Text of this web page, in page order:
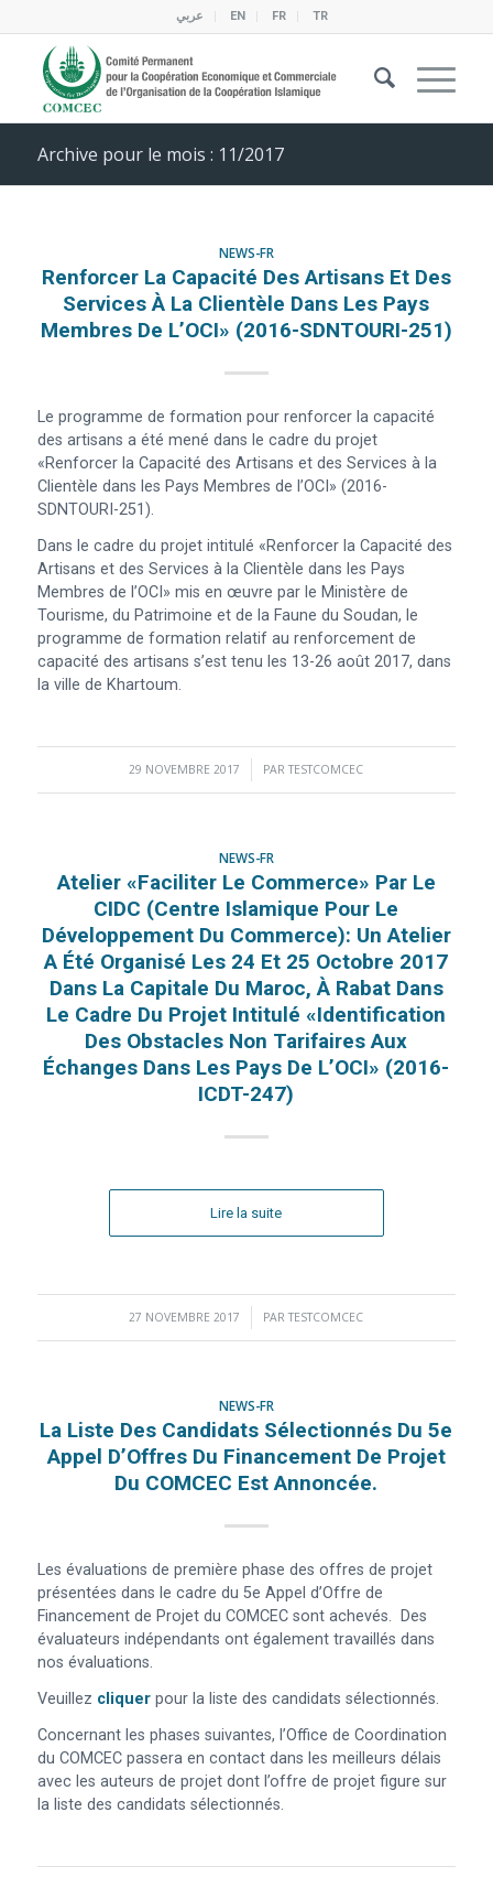
عربي EN FR TR
Archive pour le mois : 11/2017
NEWS-FR
Renforcer La Capacité Des Artisans Et Des
Services À La Clientèle Dans Les Pays
Membres De L’OCI» (2016-SDNTOURI-251)
Le programme de formation pour renforcer la capacité
des artisans a été mené dans le cadre du projet
«Renforcer la Capacité des Artisans et des Services à la
Clientèle dans les Pays Membres de l’OCI» (2016-
SDNTOURI-251).
Dans le cadre du projet intitulé «Renforcer la Capacité des
Artisans et des Services à la Clientèle dans les Pays
Membres de l’OCI» mis en œuvre par le Ministère de
Tourisme, du Patrimoine et de la Faune du Soudan, le
programme de formation relatif au renforcement de
capacité des artisans s’est tenu les 13-26 août 2017, dans
la ville de Khartoum.
29 NOVEMBRE 2017
/ PARTESTCOMCEC
NEWS-FR
Atelier «Faciliter Le Commerce» Par Le
CIDC (Centre Islamique Pour Le
Développement Du Commerce): Un Atelier
A Été Organisé Les 24 Et 25 Octobre 2017
Dans La Capitale Du Maroc, À Rabat Dans
Le Cadre Du Projet Intitulé «Identification
Des Obstacles Non Tarifaires Aux
Échanges Dans Les Pays De L’OCI» (2016-
ICDT-247)
Lire la suite
27 NOVEMBRE 2017
/ PARTESTCOMCEC
NEWS-FR
La Liste Des Candidats Sélectionnés Du 5e
Appel D’Offres Du Financement De Projet
Du COMCEC Est Annoncée.
Les évaluations de première phase des offres de projet
présentées dans le cadre du 5e Appel d’Offre de
Financement de Projet du COMCEC sont achevés. Des
évaluateurs indépendants ont également travaillés dans
nos évaluations.
Veuillez cliquerpour la liste des candidats sélectionnés.
Concernant les phases suivantes, l’Office de Coordination
du COMCEC passera en contact dans les meilleurs délais
avec les auteurs de projet dont l’offre de projet figure sur
la liste des candidats sélectionnés.